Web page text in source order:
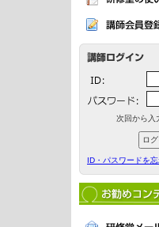
次回から入
ID・パスワードを